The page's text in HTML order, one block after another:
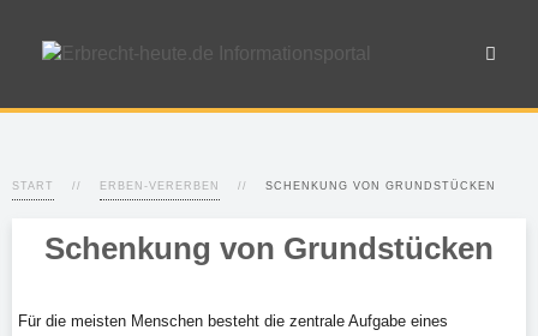
START ERBEN-VERERBEN SCHENKUNG VON GRUNDSTÜCKEN
Schenkung von Grundstücken
Für die meisten Menschen besteht die zentrale Aufgabe eines